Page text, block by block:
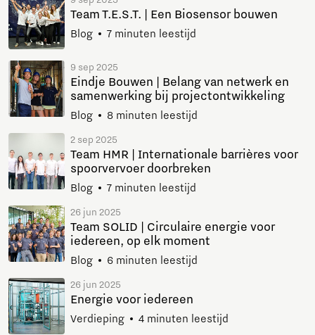
Team T.E.S.T. | Een Biosensor bouwen
Blog 7 minuten leestijd
9 sep 2025
Eindje Bouwen | Belang van netwerk en
samenwerking bij projectontwikkeling
Blog 8 minuten leestijd
2 sep 2025
Team HMR | Internationale barrières voor
spoorvervoer doorbreken
Blog 7 minuten leestijd
26 jun 2025
Team SOLID | Circulaire energie voor
iedereen, op elk moment
Blog 6 minuten leestijd
26 jun 2025
Energie voor iedereen
Verdieping 4 minuten leestijd